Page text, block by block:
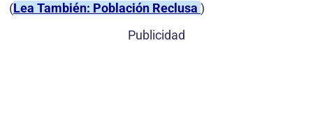
(Lea También: Población Reclusa )
Publicidad